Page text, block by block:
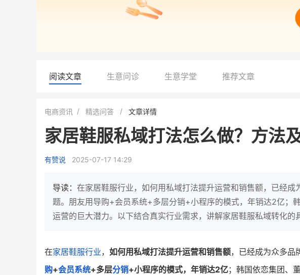
阅读文章 生意问诊 生意学堂 推荐文章
电商资讯 精选问答 文章详情
家居鞋服私域打法怎么做？方法
有赞说 2025-07-17 14:29
导读： 在家居鞋服行业，如何用私域打法提升运营和销售额，已经
题。朋友用导购+会员系统+多层分销+小程序的模式，年销达2亿；
运营的巨大潜力。以下结合真实行业需求，讲解家居鞋服私域转化的
在家居鞋服行业， 如何用私域打法提升运营和销售额，已经成为众多品
购+会员系统+多层分销+小程序的模式，年销达2亿；韩国依恋集团、
BEIESTATE贝易品牌
母婴
类目销售额
年度GMV
有货源没流量？母婴馆如何破局
他只用7年做到平台销冠，转战私
域如何破局？
200 万
200
%
这家女装连锁如何借有赞破局新
零售？
查看详情
30 万
IT精英回
意！
查看